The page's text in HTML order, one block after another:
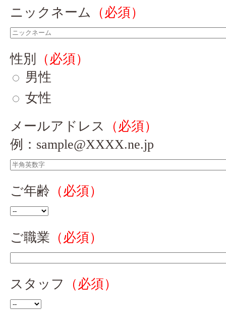
ニックネーム （必須）
性別
（必須）
男性
女性
メールアドレス
（必須）
例：sample@XXXX.ne.jp
ご年齢 （必須）
ご職業 （必須）
スタッフ （必須）